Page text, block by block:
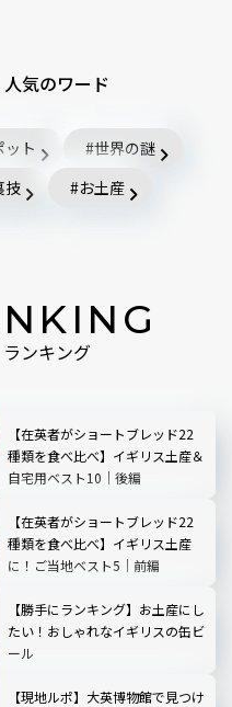
気のワード
ット
世界の謎
技
お土産
ランキング
【在英者がショートブレッド22
種類を食べ比べ】イギリス土産＆
自宅用ベスト10｜後編
【在英者がショートブレッド22
種類を食べ比べ】イギリス土産
に！ご当地ベスト5｜前編
【勝手にランキング】お土産にし
たい！おしゃれなイギリスの缶ビ
ール
【現地ルポ】大英博物館で見つけ